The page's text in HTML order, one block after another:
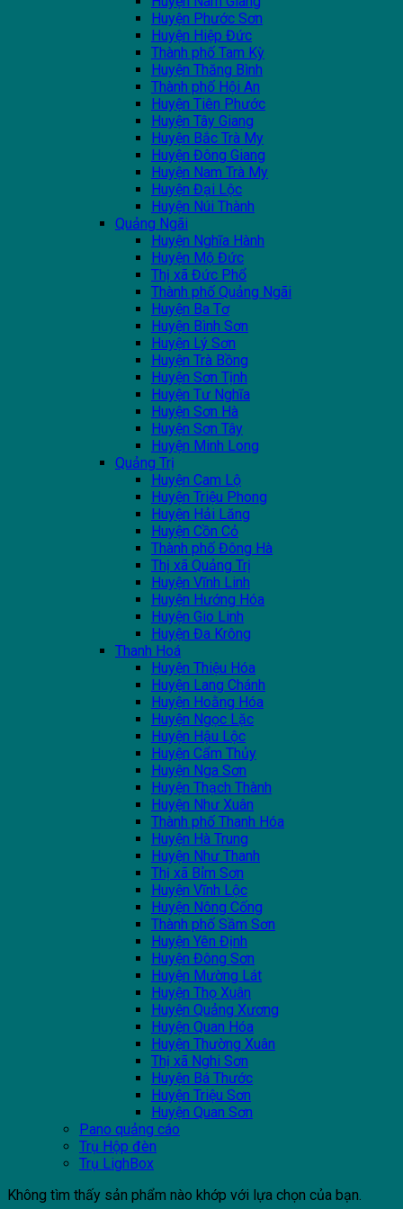
Huyện Phước Sơn
Huyện Hiệp Đức
Thành phố Tam Kỳ
Huyện Thăng Bình
Thành phố Hội An
Huyện Tiên Phước
Huyện Tây Giang
Huyện Bắc Trà My
Huyện Đông Giang
Huyện Nam Trà My
Huyện Đại Lộc
Huyện Núi Thành
Quảng Ngãi
Huyện Nghĩa Hành
Huyện Mộ Đức
Thị xã Đức Phổ
Thành phố Quảng Ngãi
Huyện Ba Tơ
Huyện Bình Sơn
Huyện Lý Sơn
Huyện Trà Bồng
Huyện Sơn Tịnh
Huyện Tư Nghĩa
Huyện Sơn Hà
Huyện Sơn Tây
Huyện Minh Long
Quảng Trị
Huyện Cam Lộ
Huyện Triệu Phong
Huyện Hải Lăng
Huyện Cồn Cỏ
Thành phố Đông Hà
Thị xã Quảng Trị
Huyện Vĩnh Linh
Huyện Hướng Hóa
Huyện Gio Linh
Huyện Đa Krông
Thanh Hoá
Huyện Thiệu Hóa
Huyện Lang Chánh
Huyện Hoằng Hóa
Huyện Ngọc Lặc
Huyện Hậu Lộc
Huyện Cẩm Thủy
Huyện Nga Sơn
Huyện Thạch Thành
Huyện Như Xuân
Thành phố Thanh Hóa
Huyện Hà Trung
Huyện Như Thanh
Thị xã Bỉm Sơn
Huyện Vĩnh Lộc
Huyện Nông Cống
Thành phố Sầm Sơn
Huyện Yên Định
Huyện Đông Sơn
Huyện Mường Lát
Huyện Thọ Xuân
Huyện Quảng Xương
Huyện Quan Hóa
Huyện Thường Xuân
Thị xã Nghi Sơn
Huyện Bá Thước
Huyện Triệu Sơn
Huyện Quan Sơn
Pano quảng cáo
Trụ Hộp đèn
Trụ LighBox
Không tìm thấy sản phẩm nào khớp với lựa chọn của bạn.